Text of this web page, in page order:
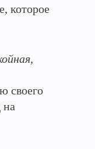
которое
своего
на